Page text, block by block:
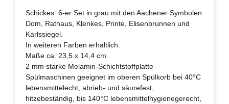
Schickes 6-er Set in grau mit den Aachener Symbolen
Dom, Rathaus, Klenkes, Printe, Elisenbrunnen und
Karlssiegel.
In weiteren Farben erhältlich.
Maße ca. 23,5 x 14,4 cm
2 mm starke Melamin-Schichtstoffplatte
Spülmaschinen geeignet im oberen Spülkorb bei 40°C
lebensmittelecht, abrieb- und säurefest,
hitzebeständig, bis 140°C lebensmittelhygienegerecht,